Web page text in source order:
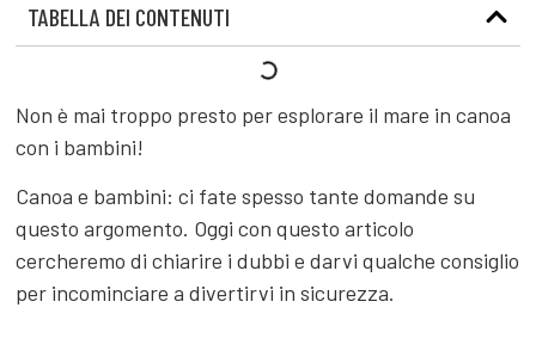
TABELLA DEI CONTENUTI
Non è mai troppo presto per esplorare il mare in canoa
con i bambini!
Canoa e bambini: ci fate spesso tante domande su
questo argomento. Oggi con questo articolo
cercheremo di chiarire i dubbi e darvi qualche consiglio
per incominciare a divertirvi in sicurezza.